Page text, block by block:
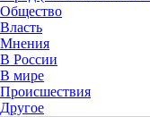
Общество
Власть
Мнения
В России
В мире
Происшествия
Другое